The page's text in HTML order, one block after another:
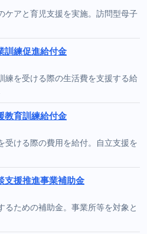
ケアと育児支援を実施。訪問型母子
訓練促進給付金
練を受ける際の生活費を支援する給
教育訓練給付金
受ける際の費用を給付。自立支援を
支援推進事業補助金
るための補助金。事業所等を対象と